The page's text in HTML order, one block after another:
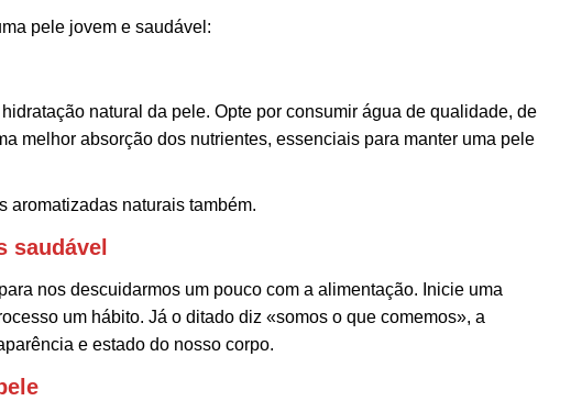
pele jovem e saudável:
natural da pele. Opte por consumir água de qualidade, de
melhor absorção dos nutrientes, essenciais para manter uma pele
aromatizadas naturais também.
saudável
nos descuidarmos um pouco com a alimentação. Inicie uma
um hábito. Já o ditado diz «somos o que comemos», a
e estado do nosso corpo.